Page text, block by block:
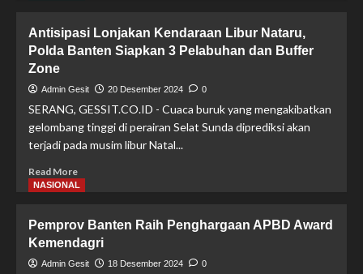
Gubernur
dan
Banten
Kesiapan
Nataru
Pelabuhan
dan
Ciwandan
Antisipasi Lonjakan Kendaraan Libur Nataru,
Polda Banten Siapkan 3 Pelabuhan dan Buffer
Zone
Admin Gesit 20 Desember 2024 0
SERANG, GESSIT.CO.ID - Cuaca buruk yang mengakibatkan
gelombang tinggi di perairan Selat Sunda diprediksi akan
terjadi pada musim libur Natal...
Read MoreRead
more
Lonjakan
Kendaraan
Libur
NASIONAL
Pemprov Banten Raih Penghargaan APBD Award
Kemendagri
Admin Gesit 18 Desember 2024 0